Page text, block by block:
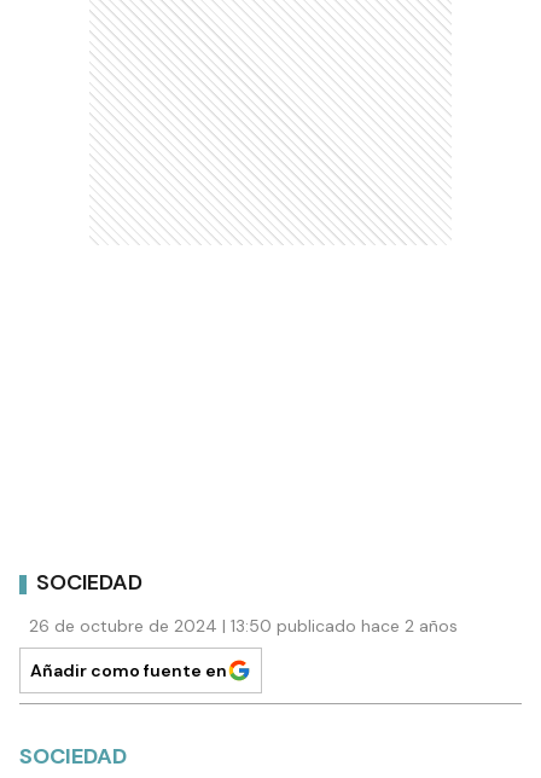
SOCIEDAD
26 de octubre de 2024 | 13:50 publicado hace 2 años
Añadir como fuente en
SOCIEDAD